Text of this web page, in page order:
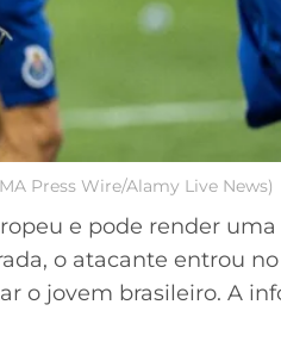
Press Wire/Alamy Live News)
e pode render uma
o atacante entrou
o jovem brasileiro. A